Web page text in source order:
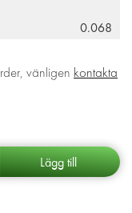
0.068
vänligen kontakta